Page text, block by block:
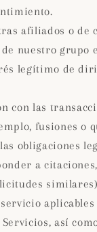
afiliados o de
nuestro grupo
legítimo de
con las
fusiones o
obligaciones
a
aplicables
así